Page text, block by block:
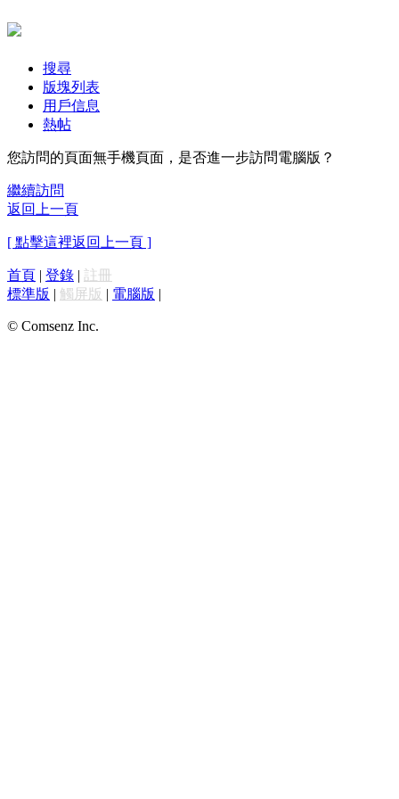
搜尋
版塊列表
用戶信息
熱帖
您訪問的頁面無手機頁面，是否進一步訪問電腦版？
繼續訪問
返回上一頁
[ 點擊這裡返回上一頁 ]
首頁 | 登錄 | 註冊
標準版 | 觸屏版 | 電腦版 |
© Comsenz Inc.